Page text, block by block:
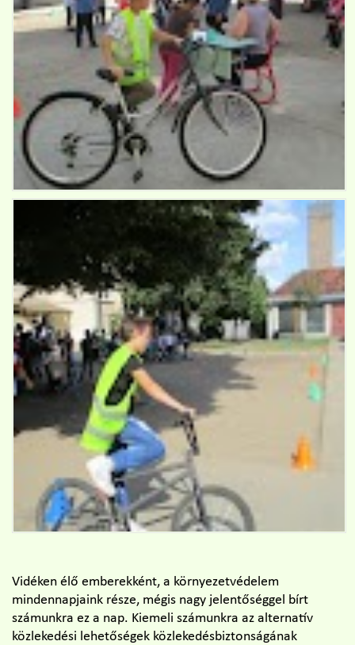
Vidéken élő emberekként, a környezetvédelem
mindennapjaink része, mégis nagy jelentőséggel bírt
számunkra ez a nap. Kiemeli számunkra az alternatív
közlekedési lehetőségek közlekedésbiztonságának